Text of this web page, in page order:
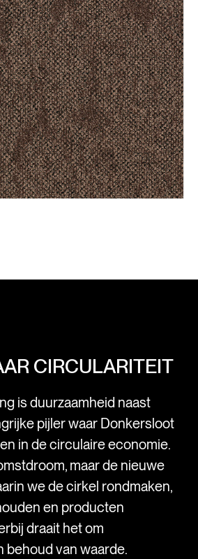
CIRCULARITEIT
is duurzaamheid naast
pijler waar Donkersloot
in de circulaire economie.
maar de nieuwe
we de cirkel rondmaken,
en producten
draait het om
behoud van waarde.